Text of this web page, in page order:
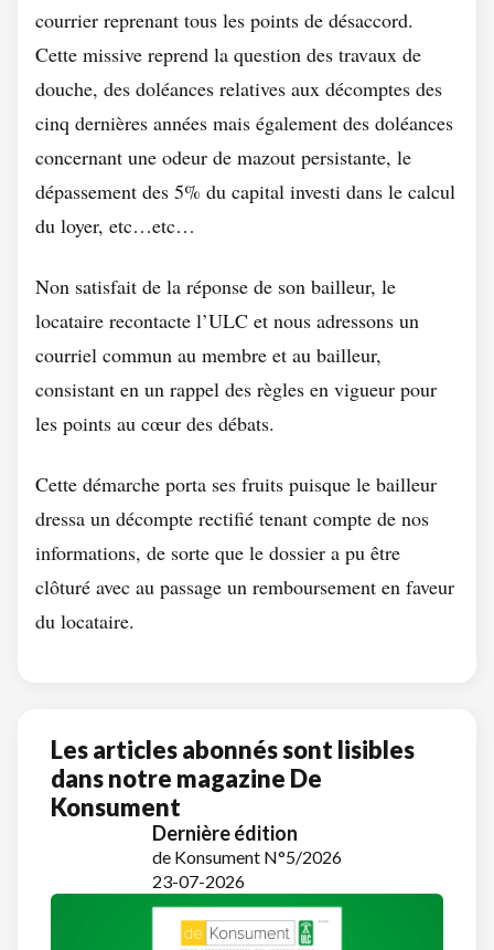
courrier reprenant tous les points de désaccord.
Cette missive reprend la question des travaux de
douche, des doléances relatives aux décomptes des
cinq dernières années mais également des doléances
concernant une odeur de mazout persistante, le
dépassement des 5% du capital investi dans le calcul
du loyer, etc…etc…
Non satisfait de la réponse de son bailleur, le
locataire recontacte l’ULC et nous adressons un
courriel commun au membre et au bailleur,
consistant en un rappel des règles en vigueur pour
les points au cœur des débats.
Cette démarche porta ses fruits puisque le bailleur
dressa un décompte rectifié tenant compte de nos
informations, de sorte que le dossier a pu être
clôturé avec au passage un remboursement en faveur
du locataire.
Les articles abonnés sont lisibles
dans notre magazine De
Konsument
Dernière édition
de Konsument N°5/2026
23-07-2026